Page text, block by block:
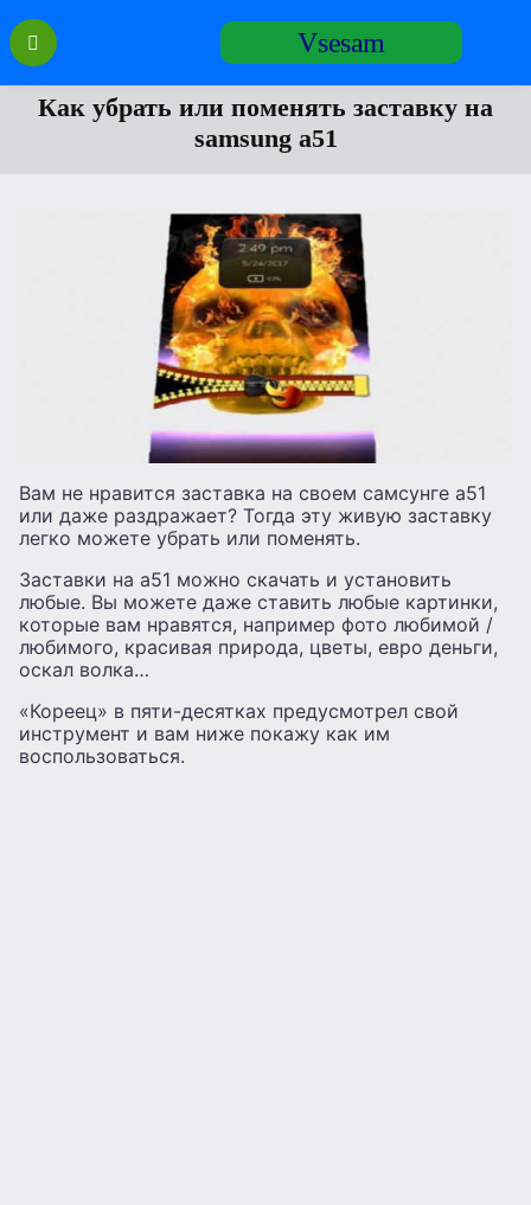
Перейти
содержанию
Vsesam
Как убрать или поменять заставку на
samsung a51
Вам не нравится заставка на своем самсунге а51
или даже раздражает? Тогда эту живую заставку
легко можете убрать или поменять.
Заставки на а51 можно скачать и установить
любые. Вы можете даже ставить любые картинки,
которые вам нравятся, например фото любимой /
любимого, красивая природа, цветы, евро деньги,
оскал волка…
«Кореец» в пяти-десятках предусмотрел свой
инструмент и вам ниже покажу как им
воспользоваться.